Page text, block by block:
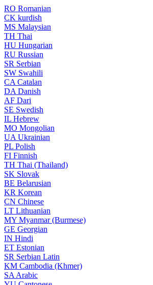
RO Romanian
CK kurdish
MS Malaysian
TH Thai
HU Hungarian
RU Russian
SR Serbian
SW Swahili
CA Catalan
DA Danish
AF Dari
SE Swedish
IL Hebrew
MO Mongolian
UA Ukrainian
PL Polish
FI Finnish
TH Thai (Thailand)
SK Slovak
BE Belarusian
KR Korean
CN Chinese
LT Lithuanian
MY Myanmar (Burmese)
GE Georgian
IN Hindi
ET Estonian
SR Serbian Latin
KM Cambodia (Khmer)
SA Arabic